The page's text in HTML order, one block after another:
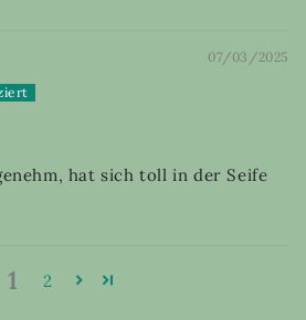
07/03/2025
hat sich toll in der Seife
1 2